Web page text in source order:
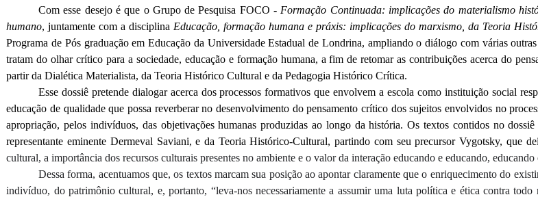
Com esse desejo é que o Grupo de Pesquisa FOCO - Formação Continuada: implicações do materialismo
humano, juntamente com a disciplina Educação, formação humana e práxis: implicações do marxismo, da Teoria
Programa de Pós graduação em Educação da Universidade Estadual de Londrina, ampliando o diálogo com várias
tratam do olhar crítico para a sociedade, educação e formação humana, a fim de retomar as contribuições acerca do
partir da Dialética Materialista, da Teoria Histórico Cultural e da Pedagogia Histórico Crítica.
Esse dossiê pretende dialogar acerca dos processos formativos que envolvem a escola como instituição social
educação de qualidade que possa reverberar no desenvolvimento do pensamento crítico dos sujeitos envolvidos no
apropriação, pelos indivíduos, das objetivações humanas produzidas ao longo da história. Os textos contidos no
representante eminente Dermeval Saviani, e da Teoria Histórico-Cultural, partindo com seu precursor Vygotsky, que
cultural, a importância dos recursos culturais presentes no ambiente e o valor da interação educando e educando, educando
Dessa forma, acentuamos que, os textos marcam sua posição ao apontar claramente que o enriquecimento do
indivíduo, do patrimônio cultural, e, portanto, “leva-nos necessariamente a assumir uma luta política e ética contra